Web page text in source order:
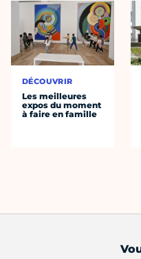
DÉCOUVRIR
Les meilleures
expos du moment
à faire en famille